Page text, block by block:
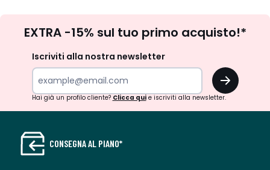
newsletter
EXTRA -15% sul tuo primo acquisto!*
Iscriviti alla nostra newsletter
OK
Hai già un profilo cliente?Clicca quie iscriviti alla newsletter.
CONSEGNA AL PIANO*